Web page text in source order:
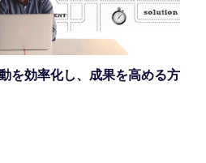
を効率化し、成果を高める方